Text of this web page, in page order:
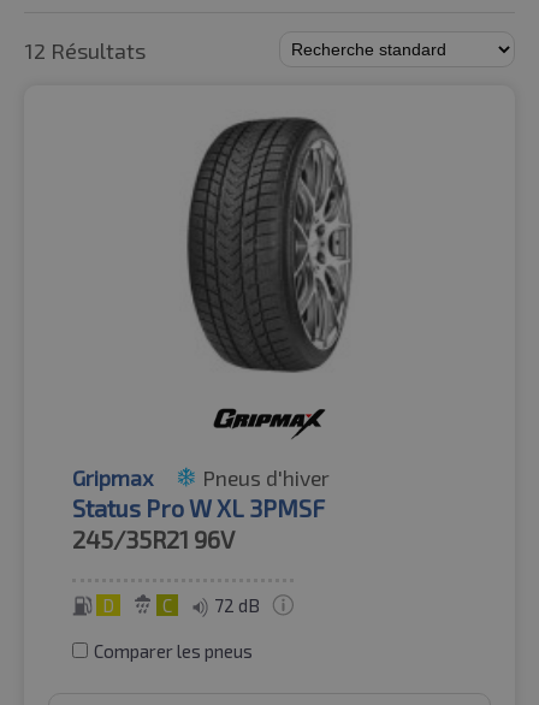
12 Résultats
Gripmax Pneus d'hiver
Status Pro W XL 3PMSF
245/35R21 96V
D C 72 dB
Comparer les pneus